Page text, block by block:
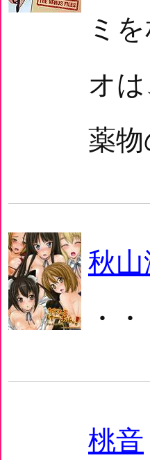
ミ
オ
薬
秋山
・・
桃音